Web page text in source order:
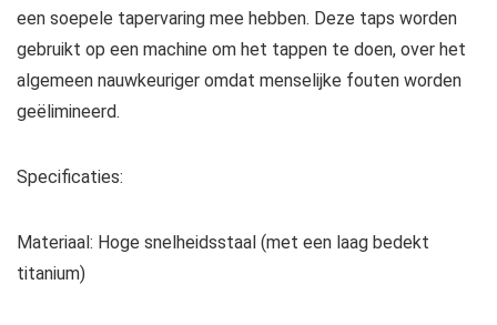
een soepele tapervaring mee hebben. Deze taps worden
gebruikt op een machine om het tappen te doen, over het
algemeen nauwkeuriger omdat menselijke fouten worden
geëlimineerd.
Specificaties:
Materiaal: Hoge snelheidsstaal (met een laag bedekt
titanium)